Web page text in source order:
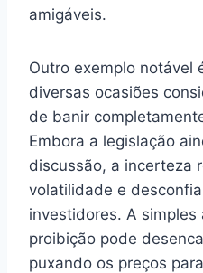
amigáveis.
Outro exemplo notável
diversas ocasiões
de banir
Embora a legislação
discussão, a incerteza
volatilidade e
investidores. A simples
proibição pode
puxando os preços